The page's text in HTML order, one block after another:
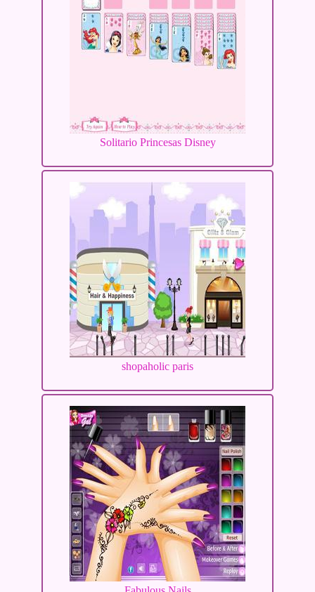
Solitario Princesas Disney
shopaholic paris